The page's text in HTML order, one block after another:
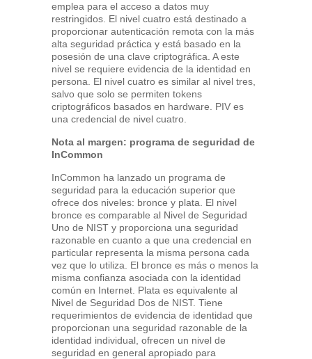
emplea para el acceso a datos muy
restringidos. El nivel cuatro está destinado a
proporcionar autenticación remota con la más
alta seguridad práctica y está basado en la
posesión de una clave criptográfica. A este
nivel se requiere evidencia de la identidad en
persona. El nivel cuatro es similar al nivel tres,
salvo que solo se permiten tokens
criptográficos basados en hardware. PIV es
una credencial de nivel cuatro.
Nota al margen: programa de seguridad de
InCommon
InCommon ha lanzado un programa de
seguridad para la educación superior que
ofrece dos niveles: bronce y plata. El nivel
bronce es comparable al Nivel de Seguridad
Uno de NIST y proporciona una seguridad
razonable en cuanto a que una credencial en
particular representa la misma persona cada
vez que lo utiliza. El bronce es más o menos la
misma confianza asociada con la identidad
común en Internet. Plata es equivalente al
Nivel de Seguridad Dos de NIST. Tiene
requerimientos de evidencia de identidad que
proporcionan una seguridad razonable de la
identidad individual, ofrecen un nivel de
seguridad en general apropiado para